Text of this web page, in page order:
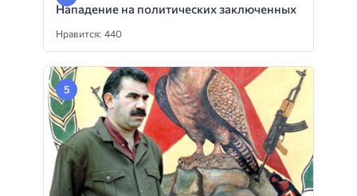
Нападение на политических заключенных
Нравится: 440